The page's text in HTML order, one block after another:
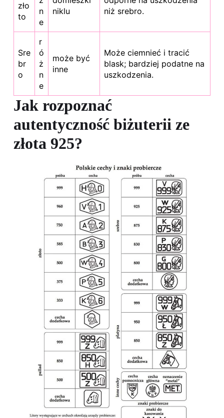
zło
to
n
e
niklu
niż srebro.
Sre
br
o
r
ó
ż
n
e
może być
inne
Może ciemnieć i tracić
blask; bardziej podatne na
uszkodzenia.
Jak rozpoznać
autentyczność biżuterii ze
złota 925?